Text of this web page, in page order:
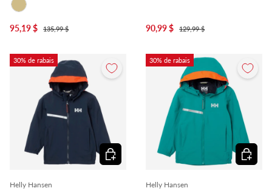
95,19 $
135,99 $ 90,99 $ 129,99 $
30% de rabais
Helly Hansen
Choisir les options
30% de rabais
Helly Hansen
Choisir